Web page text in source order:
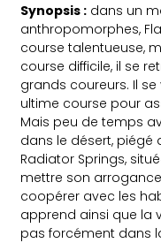
Synopsis : dans un
anthropomorphes,
course talentueuse,
course difficile, il se
grands coureurs. Il
ultime course pour
Mais peu de temps
dans le désert, piégé
Radiator Springs,
mettre son
coopérer avec les
apprend ainsi que la
pas forcément dans